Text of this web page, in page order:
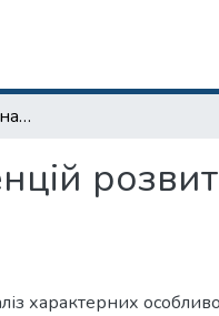
Компаративістський аналіз тенденцій розвитку зарубіжних систем вищої педагогічної освіти
характерних